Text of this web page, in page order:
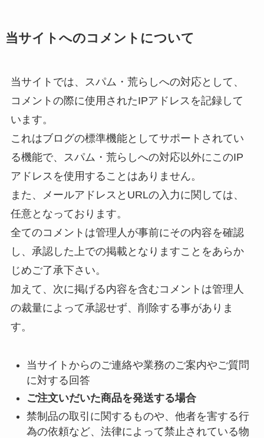
当サイトへのコメントについて
当サイトでは、スパム・荒らしへの対応として、
コメントの際に使用されたIPアドレスを記録して
います。
これはブログの標準機能としてサポートされてい
る機能で、スパム・荒らしへの対応以外にこのIP
アドレスを使用することはありません。
また、メールアドレスとURLの入力に関しては、
任意となっております。
全てのコメントは管理人が事前にその内容を確認
し、承認した上での掲載となりますことをあらか
じめご了承下さい。
加えて、次に掲げる内容を含むコメントは管理人
の裁量によって承認せず、削除する事がありま
す。
当サイトからのご連絡や業務のご案内やご質問
に対する回答
ご注文いだいた商品を発送する場合
禁制品の取引に関するものや、他者を害する行
為の依頼など、法律によって禁止されている物